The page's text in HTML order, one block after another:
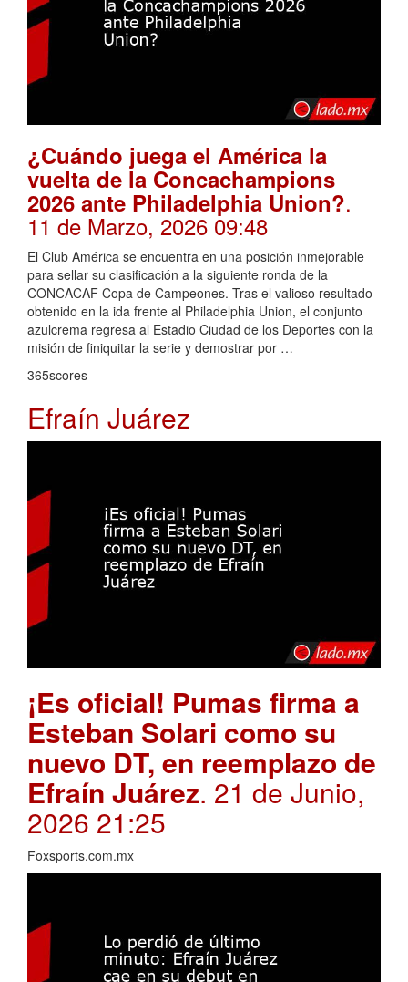
¿Cuándo juega el América la
vuelta de la Concachampions
2026 ante Philadelphia Union?.
11 de Marzo, 2026 09:48
El Club América se encuentra en una posición inmejorable
para sellar su clasificación a la siguiente ronda de la
CONCACAF Copa de Campeones. Tras el valioso resultado
obtenido en la ida frente al Philadelphia Union, el conjunto
azulcrema regresa al Estadio Ciudad de los Deportes con la
misión de finiquitar la serie y demostrar por …
365scores
Efraín Juárez
¡Es oficial! Pumas firma a
Esteban Solari como su
nuevo DT, en reemplazo de
Efraín Juárez. 21 de Junio,
2026 21:25
Foxsports.com.mx